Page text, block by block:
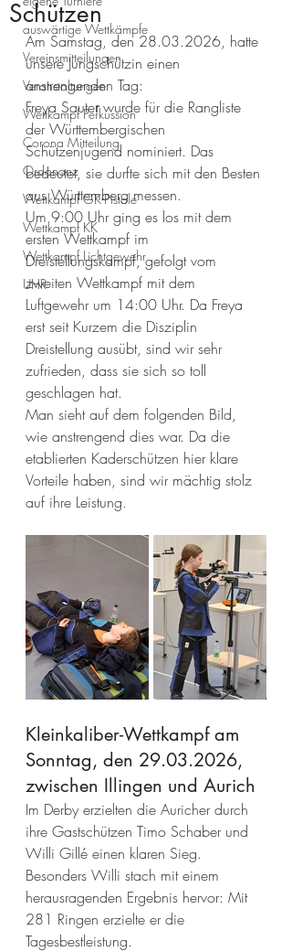
auswärtige Wettkämpfe
Vereinsmitteilungen
Veranstaltungen
Wettkampf Perkussion
Corona Mitteilung
Ordonanz
Wettkampf GK-Pistole
Wettkampf KK
Wettkampf Lichtgewehr
UHR
Schützen
Am Samstag, den 28.03.2026, hatte
unsere Jungschützin einen
anstrengenden Tag:
Freya Sauter wurde für die Rangliste
der Württembergischen
Schützenjugend nominiert. Das
bedeutet, sie durfte sich mit den Besten
aus Württemberg messen.
Um 9:00 Uhr ging es los mit dem
ersten Wettkampf im
Dreistellungskampf, gefolgt vom
zweiten Wettkampf mit dem
Luftgewehr um 14:00 Uhr. Da Freya
erst seit Kurzem die Disziplin
Dreistellung ausübt, sind wir sehr
zufrieden, dass sie sich so toll
geschlagen hat.
Man sieht auf dem folgenden Bild,
wie anstrengend dies war. Da die
etablierten Kaderschützen hier klare
Vorteile haben, sind wir mächtig stolz
auf ihre Leistung.
Kleinkaliber-Wettkampf am
Sonntag, den 29.03.2026,
zwischen Illingen und Aurich
Im Derby erzielten die Auricher durch
ihre Gastschützen Timo Schaber und
Willi Gillé einen klaren Sieg.
Besonders Willi stach mit einem
herausragenden Ergebnis hervor: Mit
281 Ringen erzielte er die
Tagesbestleistung.